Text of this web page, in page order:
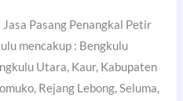
Pasang Penangkal Petir
mencakup : Bengkulu
Utara, Kaur, Kabupaten
Rejang Lebong, Seluma,